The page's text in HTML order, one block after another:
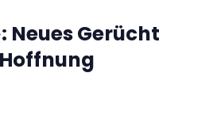
Neues Gerücht